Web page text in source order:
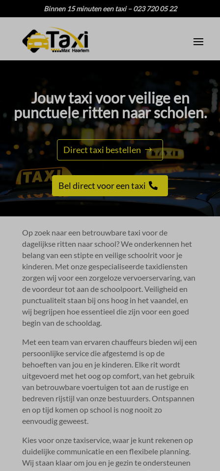
Binnen 15 minuten een taxi – 023 720 05 22
Jouw taxi voor veilige en
punctuele ritten naar scholen.​
Direct taxi bestellen
Bel direct voor een taxi
Op zoek naar een betrouwbare taxi voor de
dagelijkse ritten naar school? We onderkennen het
belang van een stipte en veilige schoolrit voor je
kinderen.​ Met onze gespecialiseerde taxidiensten
zorgen wij voor een zorgeloze vervoerservaring, van
de voordeur tot aan de schoolpoort.​ Veiligheid en
punctualiteit staan bij ons hoog in het vaandel, en
wij begrijpen hoe essentieel die zijn voor een goed
begin van de schooldag.​
Met een team van ervaren chauffeurs bieden wij een
persoonlijke service die afgestemd is op de
behoeften van jou en je kinderen.​ Elke rit wordt
uitgevoerd met het oog op comfort, van het gebruik
van betrouwbare voertuigen tot aan de rustige en
bedreven rijstijl van onze bestuurders.​ Ontspannen
en op tijd komen op school is nog nooit zo
eenvoudig geweest.​
Kies voor onze taxiservice, waar je kunt rekenen op
duidelijke communicatie en een flexibele planning.​
Wij staan klaar om jou en je gezin te ondersteunen